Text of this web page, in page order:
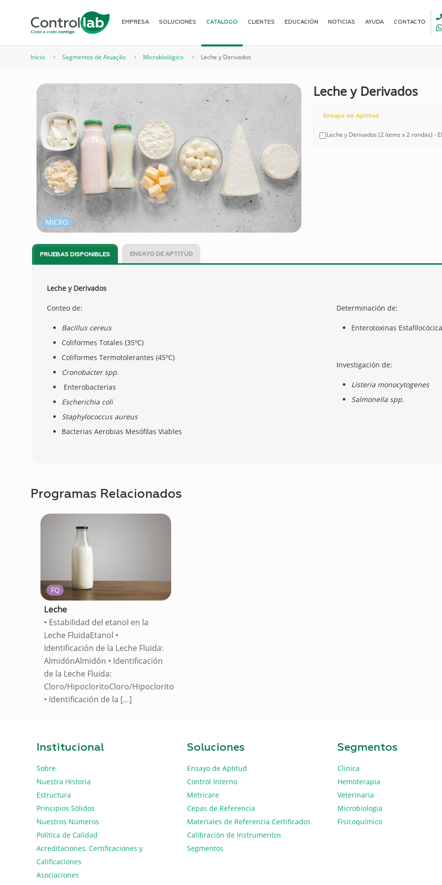
EMPRESA SOLUCIONES CATALOGO CLIENTES EDUCACIÓN NOTICIAS AYUDA CONTACTO
Inicio Segmentos de Atuação Microbiológico Leche y Derivados
MICRO
Leche y Derivados
Ensayo de Aptitud
Leche y Derivados (2 ítems x 2 rondas) -
PRUEBAS DISPONIBLES ENSAYO DE APTITUD
Leche y Derivados
Conteo de:
Bacillus cereus
Coliformes Totales (35ºC)
Coliformes Termotolerantes (45ºC)
Cronobacter spp.
Enterobacterias
Escherichia coli
Staphylococcus aureus
Bacterias Aerobias Mesófilas Viables
Determinación de:
Enterotoxinas
Investigación de:
Listeria monocytogenes
Salmonella spp.
Programas Relacionados
FQ
Leche
• Estabilidad del etanol en la
Leche FluidaEtanol •
Identificación de la Leche Fluida:
AlmidónAlmidón • Identificación
de la Leche Fluida:
Cloro/HipocloritoCloro/Hipoclorito
• Identificación de la […]
Institucional
Sobre
Nuestra Historia
Estructura
Principios Sólidos
Nuestros Números
Política de Calidad
Acreditaciones, Certificaciones y
Calificaciones
Asociaciones
Soluciones
Ensayo de Aptitud
Control Interno
Metricare
Cepas de Referencia
Materiales de Referencia Certificados
Calibración de Instrumentos
Segmentos
Segmentos
Clinica
Hemoterapia
Veterinaria
Microbiologia
Fisicoquímico